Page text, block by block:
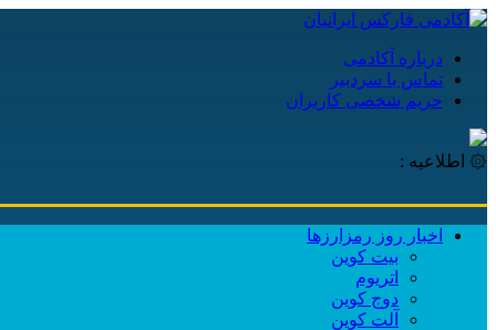
درباره آکادمی
تماس با سردبیر
حریم شخصی کاربران
۞ اطلاعیه :
اخبار روز رمزارزها
بیت کوین
اتریوم
دوج کوین
آلت کوین